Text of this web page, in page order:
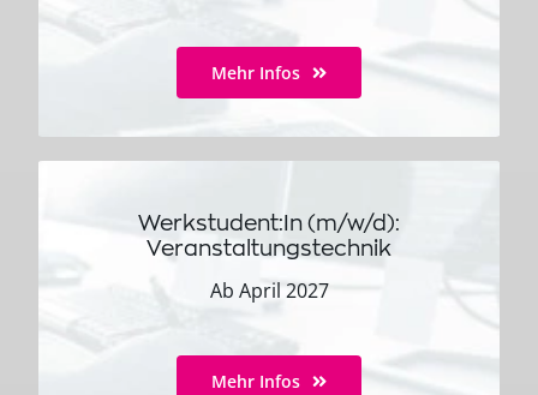
Mehr Infos
Werkstudent:In (m/w/d):
Veranstaltungstechnik
Ab April 2027
Mehr Infos